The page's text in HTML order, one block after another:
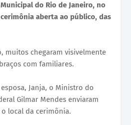
do Rio de Janeiro, no
aberta ao público, das
muitos chegaram visivelmente
com familiares.
Janja, o Ministro do
Gilmar Mendes enviaram
local da cerimônia.